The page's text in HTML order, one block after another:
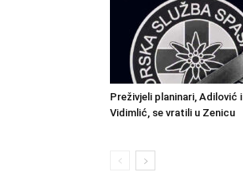
Preživjeli planinari, Adilović i
Vidimlić, se vratili u Zenicu